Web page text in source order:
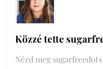
Közzé tette
Nézd meg